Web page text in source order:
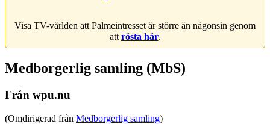
Visa TV-världen att Palmeintresset är större än någonsin genom
att rösta här.
Medborgerlig samling (MbS)
Från wpu.nu
(Omdirigerad från Medborgerlig samling)